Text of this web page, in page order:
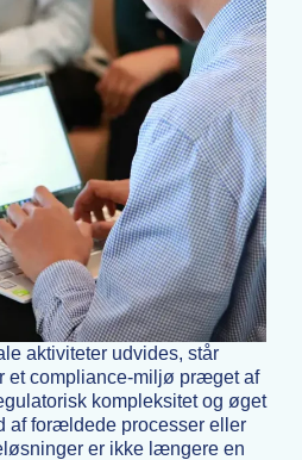
aktiviteter udvides, står
et compliance-miljø præget af
kompleksitet og øget
af forældede processer eller
er ikke længere en